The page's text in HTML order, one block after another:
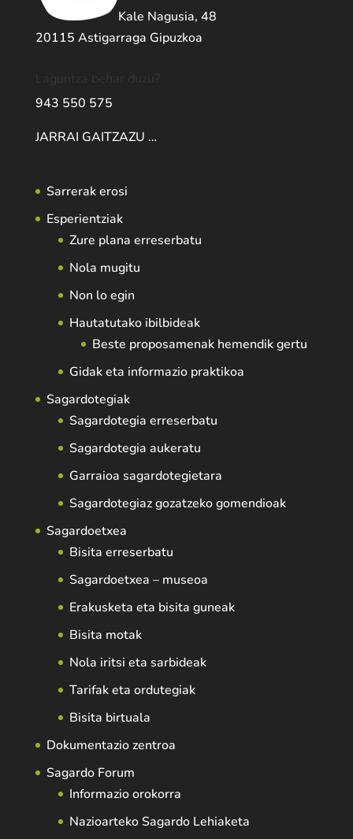
Kale Nagusia, 48
20115 Astigarraga Gipuzkoa
943 550 575
JARRAI GAITZAZU …
Sarrerak erosi
Esperientziak
Zure plana erreserbatu
Nola mugitu
Non lo egin
Hautatutako ibilbideak
Beste proposamenak hemendik gertu
Gidak eta informazio praktikoa
Sagardotegiak
Sagardotegia erreserbatu
Sagardotegia aukeratu
Garraioa sagardotegietara
Sagardotegiaz gozatzeko gomendioak
Sagardoetxea
Bisita erreserbatu
Sagardoetxea – museoa
Erakusketa eta bisita guneak
Bisita motak
Nola iritsi eta sarbideak
Tarifak eta ordutegiak
Bisita birtuala
Dokumentazio zentroa
Sagardo Forum
Informazio orokorra
Nazioarteko Sagardo Lehiaketa